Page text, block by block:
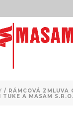
/ RÁMCOVÁ ZMLUVA
TUKE A MASAM S.R.O.